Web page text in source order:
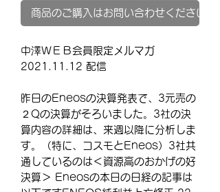
商品のご購入はお問い合わせください
中澤ＷＥＢ会員限定メルマガ
2021.11.12 配信
昨日のEneosの決算発表で、3元売の
２Qの決算がそろいました。3社の決
算内容の詳細は、来週以降に分析しま
す。（特に、コスモとEneos）3社共
通しているのは＜資源高のおかげの好
決算＞ Eneosの本日の日経の記事は